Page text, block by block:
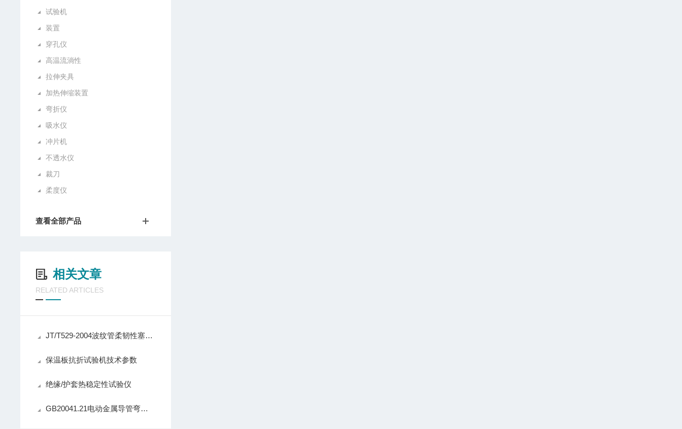
试验机
装置
穿孔仪
高温流淌性
拉伸夹具
加热伸缩装置
弯折仪
吸水仪
冲片机
不透水仪
裁刀
柔度仪
查看全部产品
相关文章
RELATED ARTICLES
JT/T529-2004波纹管柔韧性塞规、波纹管柔韧性试验仪
保温板抗折试验机技术参数
绝缘/护套热稳定性试验仪
GB20041.21电动金属导管弯曲试验机